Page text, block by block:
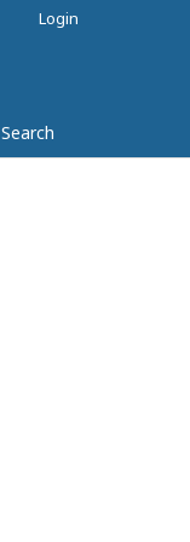
Search
Login